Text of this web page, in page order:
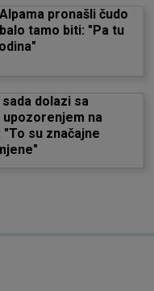
pronašli čudo
tamo biti: "Pa tu
dolazi sa
na
su značajne